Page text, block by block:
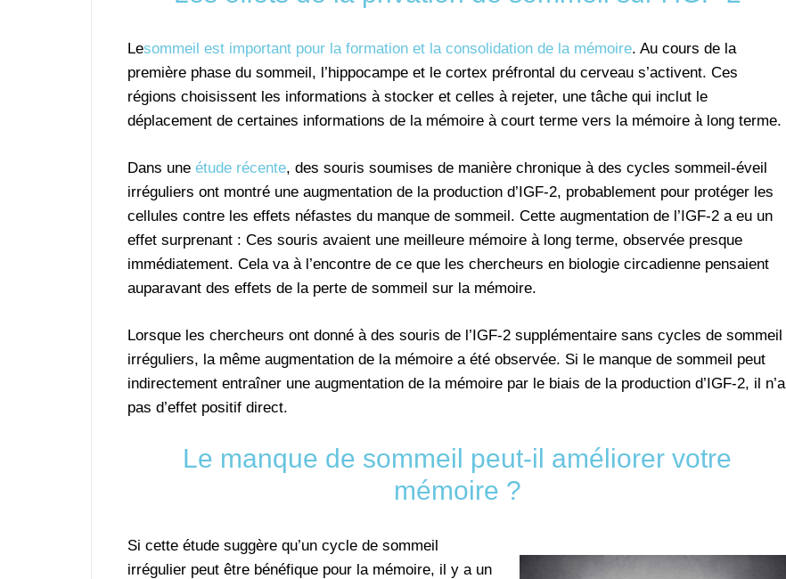
Lesommeil est important pour la formation et la consolidation de la mémoire. Au cours de la
première phase du sommeil, l’hippocampe et le cortex préfrontal du cerveau s’activent. Ces
régions choisissent les informations à stocker et celles à rejeter, une tâche qui inclut le
déplacement de certaines informations de la mémoire à court terme vers la mémoire à long terme.
Dans une étude récente, des souris soumises de manière chronique à des cycles sommeil-éveil
irréguliers ont montré une augmentation de la production d’IGF-2, probablement pour protéger les
cellules contre les effets néfastes du manque de sommeil. Cette augmentation de l’IGF-2 a eu un
effet surprenant : Ces souris avaient une meilleure mémoire à long terme, observée presque
immédiatement. Cela va à l’encontre de ce que les chercheurs en biologie circadienne pensaient
auparavant des effets de la perte de sommeil sur la mémoire.
Lorsque les chercheurs ont donné à des souris de l’IGF-2 supplémentaire sans cycles de sommeil
irréguliers, la même augmentation de la mémoire a été observée. Si le manque de sommeil peut
indirectement entraîner une augmentation de la mémoire par le biais de la production d’IGF-2, il n’a
pas d’effet positif direct.
Le manque de sommeil peut-il améliorer votre
mémoire ?
Si cette étude suggère qu’un cycle de sommeil
irrégulier peut être bénéfique pour la mémoire, il y a un